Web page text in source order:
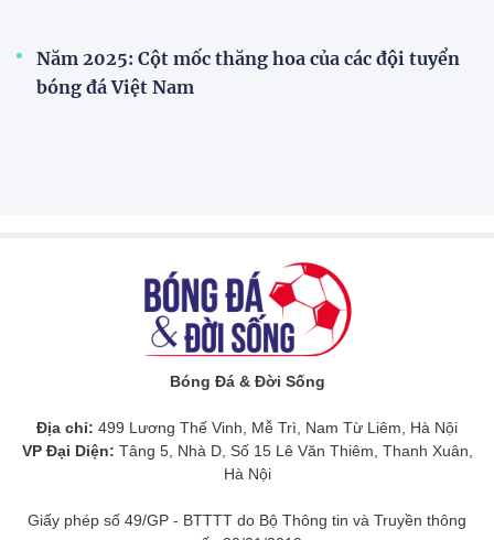
tài năng trẻ của bóng đá Việt Nam.
Hơn 100 nhà báo, phóng viên tranh tài tại PTV
Festival bóng đá nữ trẻ 2026 tiếp tục lan tỏa đam